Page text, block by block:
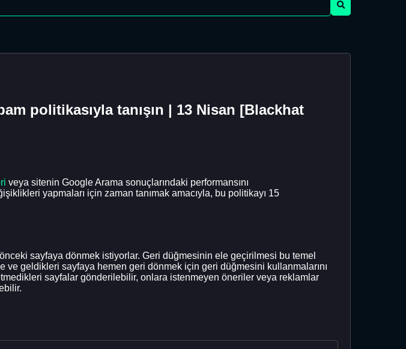
politikasıyla tanışın | 13 Nisan [Blackhat
veya sitenin Google Arama sonuçlarındaki performansını
yapmaları için zaman tanımak amacıyla, bu politikayı 15
sayfaya dönmek istiyorlar. Geri düğmesinin ele geçirilmesi bu temel
ve geldikleri sayfaya hemen geri dönmek için geri düğmesini kullanmalarını
sayfalar gönderilebilir, onlara istenmeyen öneriler veya reklamlar